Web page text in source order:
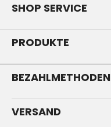
SHOP SERVICE
PRODUKTE
BEZAHLMETHODEN
VERSAND